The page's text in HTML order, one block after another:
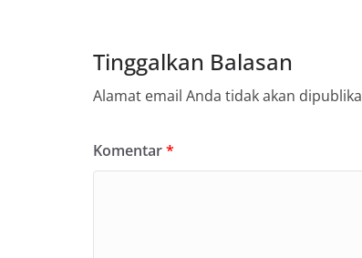
Tinggalkan Balasan
Alamat email Anda tidak akan
Komentar*